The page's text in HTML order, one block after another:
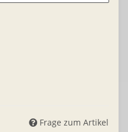
Frage zum Artikel